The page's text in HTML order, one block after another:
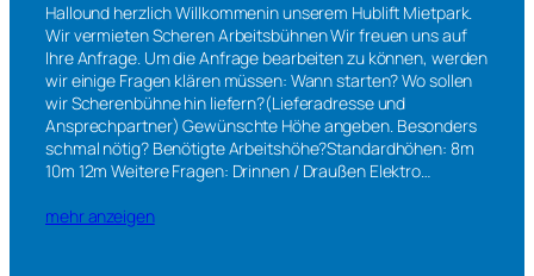
Hallound herzlich Willkommenin unserem Hublift Mietpark.
Wir vermieten Scheren Arbeitsbühnen Wir freuen uns auf
Ihre Anfrage. Um die Anfrage bearbeiten zu können, werden
wir einige Fragen klären müssen: Wann starten? Wo sollen
wir Scherenbühne hin liefern?(Lieferadresse und
Ansprechpartner) Gewünschte Höhe angeben. Besonders
schmal nötig? Benötigte Arbeitshöhe?Standardhöhen: 8m
10m 12m Weitere Fragen: Drinnen / Draußen Elektro…
mehr anzeigen